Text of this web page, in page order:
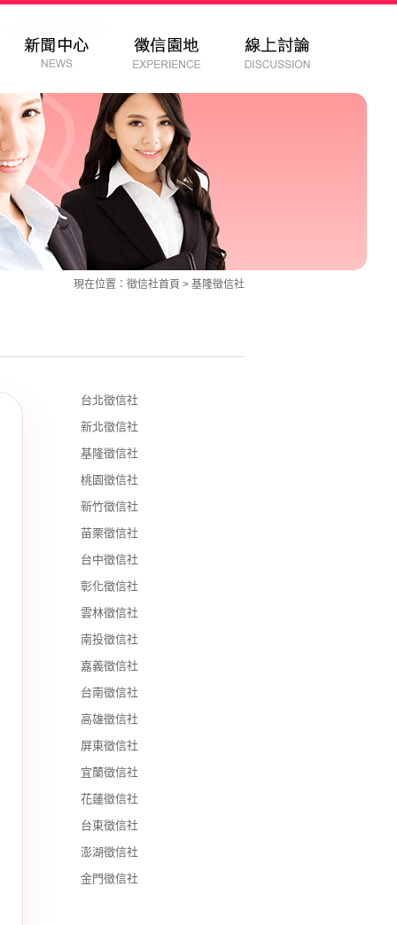
現在位置： 徵信社首頁 > 基隆徵信社
台北徵信社
新北徵信社
基隆徵信社
桃園徵信社
新竹徵信社
苗栗徵信社
台中徵信社
彰化徵信社
雲林徵信社
南投徵信社
嘉義徵信社
台南徵信社
高雄徵信社
屏東徵信社
宜蘭徵信社
花蓮徵信社
台東徵信社
澎湖徵信社
金門徵信社